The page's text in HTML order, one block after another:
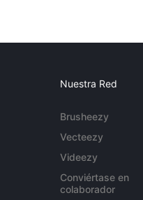
Nuestra Red
Brusheezy
Vecteezy
Videezy
Conviértase en
colaborador